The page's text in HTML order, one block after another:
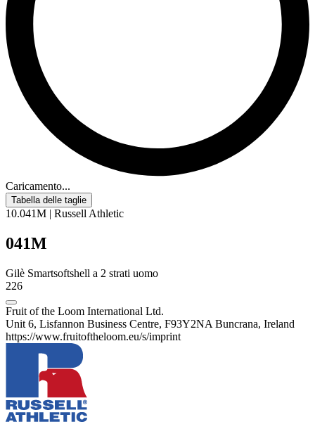
Caricamento...
Tabella delle taglie
10.041M | Russell Athletic
041M
Gilè Smartsoftshell a 2 strati uomo
226
Fruit of the Loom International Ltd.
Unit 6, Lisfannon Business Centre, F93Y2NA Buncrana, Ireland
https://www.fruitoftheloom.eu/s/imprint